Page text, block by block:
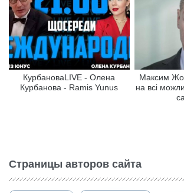
КурбановаLIVE - Олена
Курбанова - Ramis Yunus
Максим
на всі
Страницы авторов сайта